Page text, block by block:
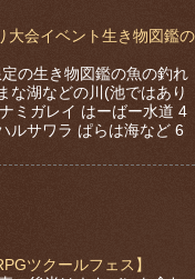
大会イベント生き物図鑑の
の生き物図鑑の魚の釣れ
な湖などの川(池ではあり
ミガレイ はーばー水道 4
ルサワラ ぱらは海など 6
ツクールフェス】